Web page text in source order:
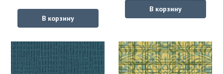
В корзину
В корзину